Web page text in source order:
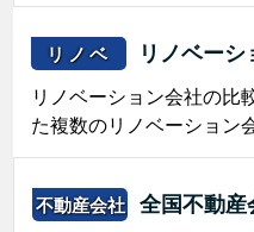
リノベ リノベーシ
リノベーション会社の比
た複数のリノベーション
不動産会社 全国不動